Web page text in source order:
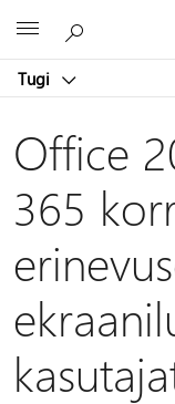
Tugi
Office
365